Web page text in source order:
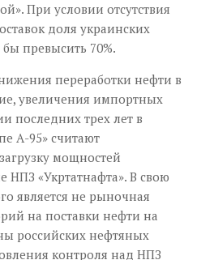
При условии отсутствия
доля украинских
превысить 70%.
переработки нефти в
увеличения импортных
последних трех лет в
А-95» считают
мощностей
НПЗ «Укртатнафта». В свою
является не рыночная
на поставки нефти на
российских нефтяных
контроля над НПЗ